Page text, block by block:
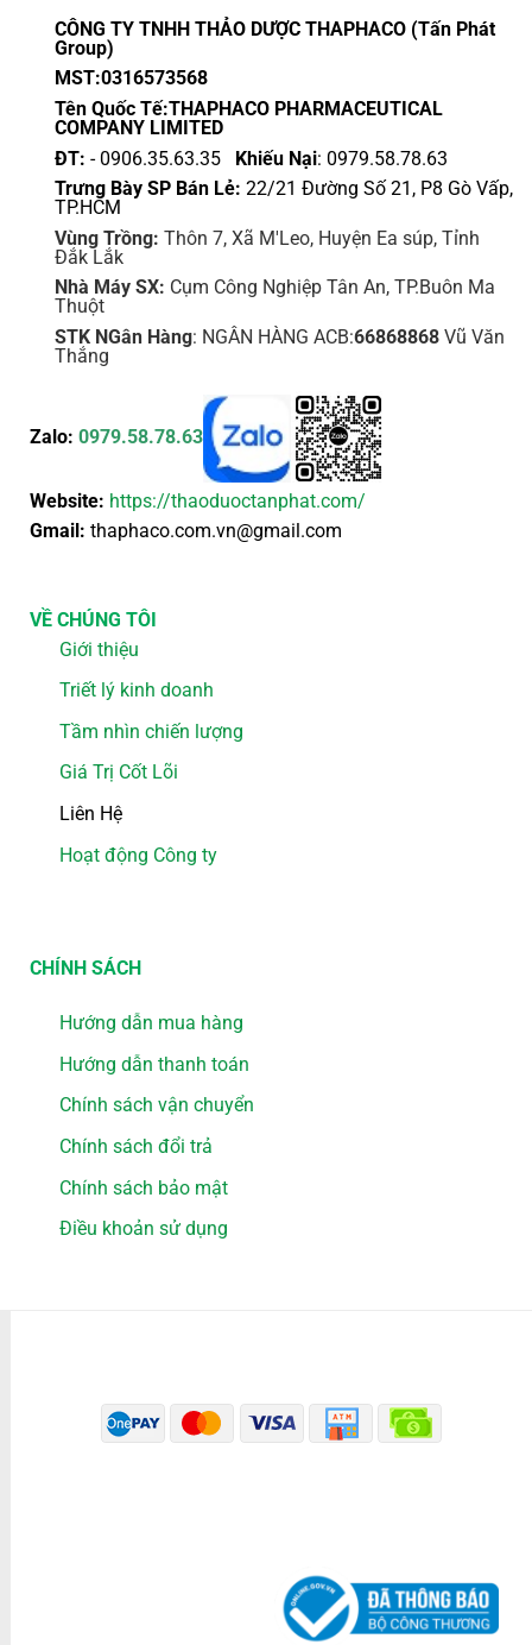
CÔNG TY TNHH THẢO DƯỢC THAPHACO (Tấn Phát
Group)
MST:0316573568
Tên Quốc Tế:THAPHACO PHARMACEUTICAL
COMPANY LIMITED
ĐT: - 0906.35.63.35 Khiếu Nại: 0979.58.78.63
Trưng Bày SP Bán Lẻ: 22/21 Đường Số 21, P8 Gò Vấp,
TP.HCM
Vùng Trồng: Thôn 7, Xã M'Leo, Huyện Ea súp, Tỉnh
Đắk Lắk
Nhà Máy SX: Cụm Công Nghiệp Tân An, TP.Buôn Ma
Thuột
STK NGân Hàng: NGÂN HÀNG ACB:66868868Vũ Văn
Thắng
Zalo: 0979.58.78.63
Website: https://thaoduoctanphat.com/
Gmail: thaphaco.com.vn@gmail.com
VỀ CHÚNG TÔI
Giới thiệu
Triết lý kinh doanh
Tầm nhìn chiến lượng
Giá Trị Cốt Lõi
Liên Hệ
Hoạt động Công ty
CHÍNH SÁCH
Hướng dẫn mua hàng
Hướng dẫn thanh toán
Chính sách vận chuyển
Chính sách đổi trả
Chính sách bảo mật
Điều khoản sử dụng